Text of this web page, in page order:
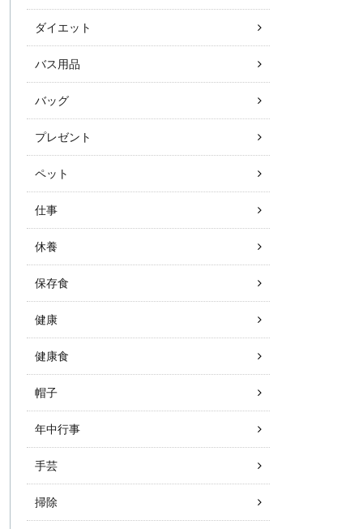
ダイエット
バス用品
バッグ
プレゼント
ペット
仕事
休養
保存食
健康
健康食
帽子
年中行事
手芸
掃除